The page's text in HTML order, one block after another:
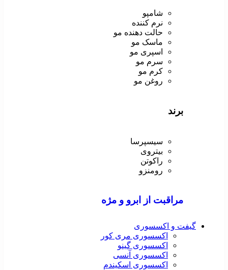
شامپو
نرم کننده
حالت دهنده مو
ماسک مو
اسپری مو
سرم مو
کرم مو
روغن مو
برند
سیسپرسا
بیتروی
راکوتن
رومنزو
مراقبت از ابرو و مژه
گیفت و اکسسوری
اکسسوری مری کور
اکسسوری گینو
اکسسوری آنسی
اکسسوری اسکیندم